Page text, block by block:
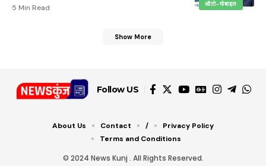
ऑटो-मोबाइल
5 Min Read
Show More
Follow US
© 2024 News Kunj . All Rights Reserved.
About Us Contact /
Privacy Policy
Terms and Conditions